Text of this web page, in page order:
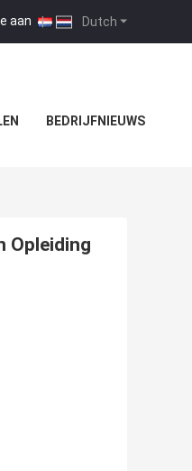
Dutch
aan |
BEDRIJFNIEUWS
Opleiding